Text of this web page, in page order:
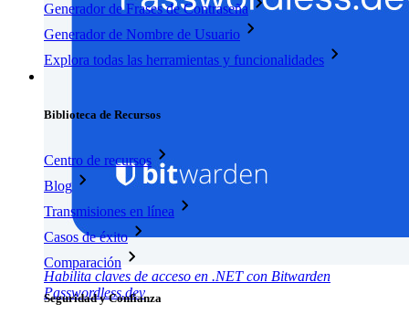
Generador de Frases de Contraseña
Generador de Nombre de Usuario
Explora todas las herramientas y funcionalidades
Biblioteca de Recursos
Centro de recursos
Blog
Transmisiones en línea
Casos de éxito
Comparación
Seguridad y Confianza
Habilita claves de acceso en .NET con Bitwarden
Passwordless.dev